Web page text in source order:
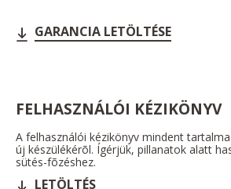
GARANCIA LETÖLTÉSE
FELHASZNÁLÓI KÉZIKÖNYV
A felhasználói kézikönyv mindent
új készülékérõl. Ígérjük, pillanatok alatt
sütés-fõzéshez.
LETÖLTÉS